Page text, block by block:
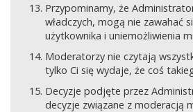
Przypominamy, że
władczych, mogą nie
użytkownika i uniemożliwienia
Moderatorzy nie czytają
tylko Ci się wydaje, że coś
Decyzje podjęte przez
decyzje związane z moderacją